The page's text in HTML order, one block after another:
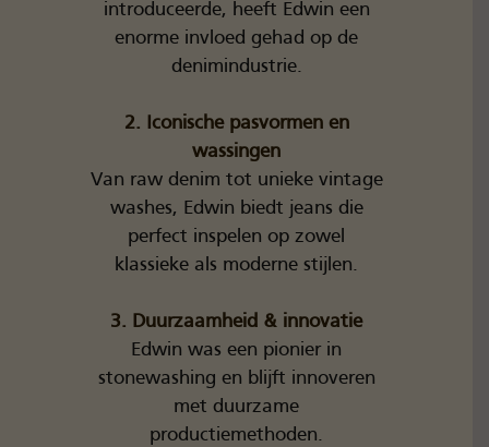
introduceerde, heeft Edwin een
enorme invloed gehad op de
denimindustrie.
2. Iconische pasvormen en
wassingen
Van raw denim tot unieke vintage
washes, Edwin biedt jeans die
perfect inspelen op zowel
klassieke als moderne stijlen.
3. Duurzaamheid & innovatie
Edwin was een pionier in
stonewashing en blijft innoveren
met duurzame
productiemethoden.